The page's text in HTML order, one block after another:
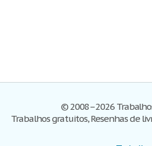
© 2008–2026
Trabalhos gratuitos, Resenhas de